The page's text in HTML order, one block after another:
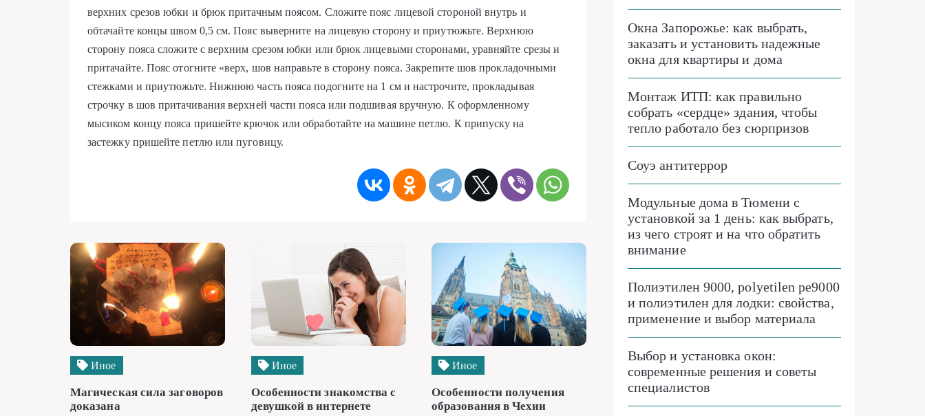
верхних срезов юбки и брюк притачным поясом. Сложите пояс лицевой стороной внутрь и
обтачайте концы швом 0,5 см. Пояс выверните на лицевую сторону и приутюжьте. Верхнюю
сторону пояса сложите с верхним срезом юбки или брюк лицевыми сторонами, уравняйте срезы и
притачайте. Пояс отогните «верх, шов направьте в сторону пояса. Закрепите шов прокладочными
стежками и приутюжьте. Нижнюю часть пояса подогните на 1 см и настрочите, прокладывая
строчку в шов притачивания верхней части пояса или подшивая вручную. К оформленному
мысиком концу пояса пришейте крючок или обработайте на машине петлю. К припуску на
застежку пришейте петлю или пуговицу.
Иное
Магическая сила заговоров
доказана
Иное
Особенности знакомства с
девушкой в интернете
Иное
Особенности получения
образования в Чехии
Окна Запорожье: как выбрать,
заказать и установить надежные
окна для квартиры и дома
Монтаж ИТП: как правильно
собрать «сердце» здания, чтобы
тепло работало без сюрпризов
Соуэ антитеррор
Модульные дома в Тюмени с
установкой за 1 день: как выбрать,
из чего строят и на что обратить
внимание
Полиэтилен 9000, polyetilen pe9000
и полиэтилен для лодки: свойства,
применение и выбор материала
Выбор и установка окон:
современные решения и советы
специалистов